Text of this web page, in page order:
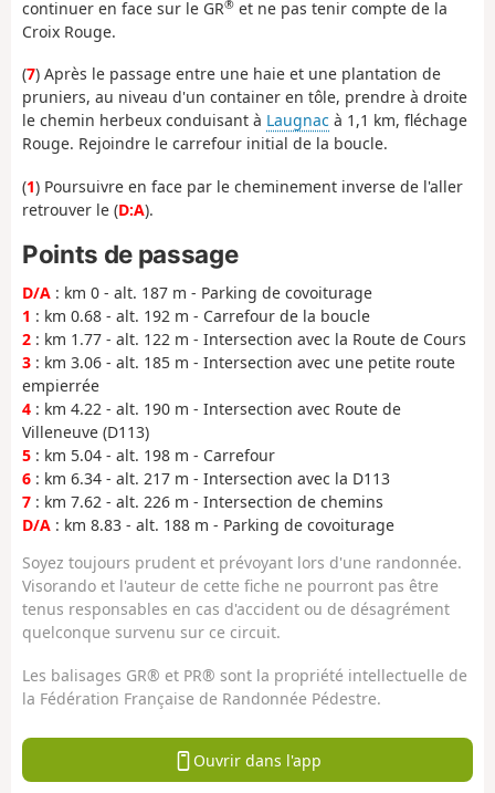
continuer en face sur le GR® et ne pas tenir compte de la
Croix Rouge.
(7) Après le passage entre une haie et une plantation de
pruniers, au niveau d'un container en tôle, prendre à droite
le chemin herbeux conduisant à Laugnac à 1,1 km, fléchage
Rouge. Rejoindre le carrefour initial de la boucle.
(1) Poursuivre en face par le cheminement inverse de l'aller
retrouver le (D:A).
Points de passage
D/A : km 0 - alt. 187 m - Parking de covoiturage
1 : km 0.68 - alt. 192 m - Carrefour de la boucle
2 : km 1.77 - alt. 122 m - Intersection avec la Route de Cours
3 : km 3.06 - alt. 185 m - Intersection avec une petite route
empierrée
4 : km 4.22 - alt. 190 m - Intersection avec Route de
Villeneuve (D113)
5 : km 5.04 - alt. 198 m - Carrefour
6 : km 6.34 - alt. 217 m - Intersection avec la D113
7 : km 7.62 - alt. 226 m - Intersection de chemins
D/A : km 8.83 - alt. 188 m - Parking de covoiturage
Soyez toujours prudent et prévoyant lors d'une randonnée.
Visorando et l'auteur de cette fiche ne pourront pas être
tenus responsables en cas d'accident ou de désagrément
quelconque survenu sur ce circuit.
Les balisages GR® et PR® sont la propriété intellectuelle de
la Fédération Française de Randonnée Pédestre.
Ouvrir dans l'app